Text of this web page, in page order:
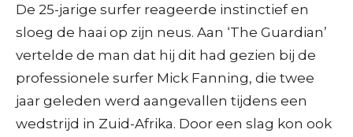
De 25-jarige surfer reageerde instinctief en
sloeg de haai op zijn neus. Aan ‘The Guardian’
vertelde de man dat hij dit had gezien bij de
professionele surfer Mick Fanning, die twee
jaar geleden werd aangevallen tijdens een
wedstrijd in Zuid-Afrika. Door een slag kon ook